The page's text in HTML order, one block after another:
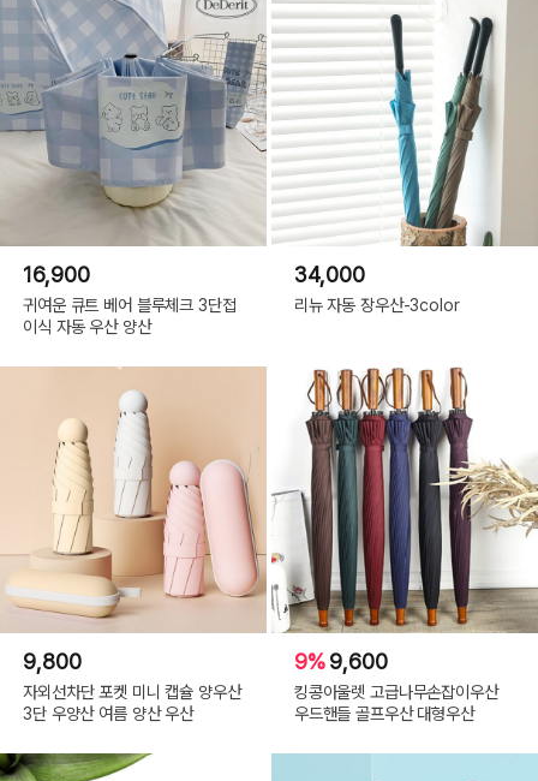
16,900
귀여운 큐트 베어 블루체크 3단접
이식 자동 우산 양산
34,000
리뉴 자동 장우산-3color
9,800
자외선차단 포켓 미니 캡슐 양우산
3단 우양산 여름 양산 우산
9%9,600
킹콩아울렛 고급나무손잡이우산
우드핸들 골프우산 대형우산